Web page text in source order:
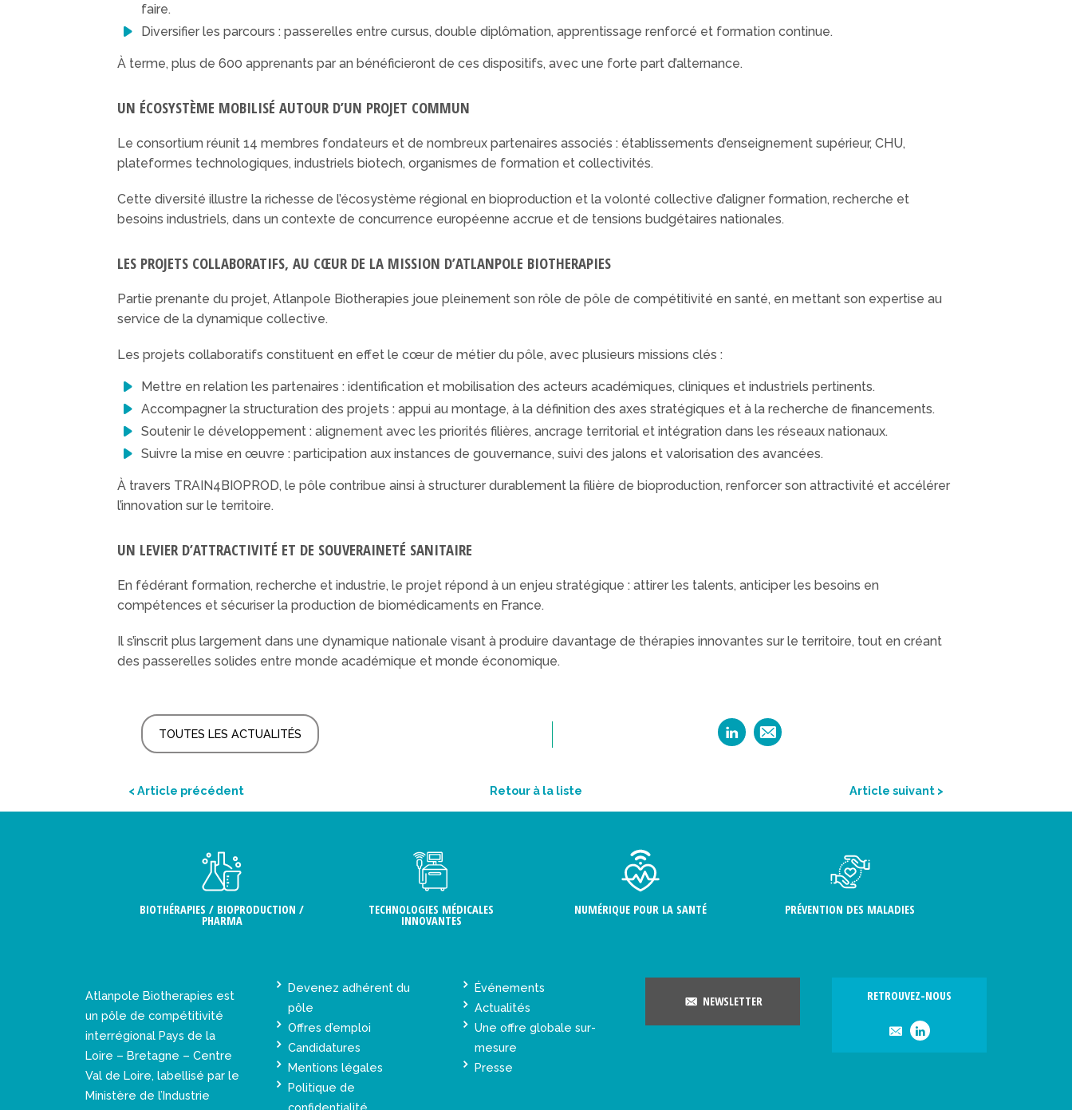
faire.
Diversifier les parcours : passerelles entre cursus, double diplômation, apprentissage renforcé et formation continue.
À terme, plus de 600 apprenants par an bénéficieront de ces dispositifs, avec une forte part d’alternance.
UN ÉCOSYSTÈME MOBILISÉ AUTOUR D’UN PROJET COMMUN
Le consortium réunit 14 membres fondateurs et de nombreux partenaires associés : établissements d’enseignement supérieur, CHU,
plateformes technologiques, industriels biotech, organismes de formation et collectivités.
Cette diversité illustre la richesse de l’écosystème régional en bioproduction et la volonté collective d’aligner formation, recherche et
besoins industriels, dans un contexte de concurrence européenne accrue et de tensions budgétaires nationales.
LES PROJETS COLLABORATIFS, AU CŒUR DE LA MISSION D’ATLANPOLE BIOTHERAPIES
Partie prenante du projet, Atlanpole Biotherapies joue pleinement son rôle de pôle de compétitivité en santé, en mettant son expertise au
service de la dynamique collective.
Les projets collaboratifs constituent en effet le cœur de métier du pôle, avec plusieurs missions clés :
Mettre en relation les partenaires : identification et mobilisation des acteurs académiques, cliniques et industriels pertinents.
Accompagner la structuration des projets : appui au montage, à la définition des axes stratégiques et à la recherche de financements.
Soutenir le développement : alignement avec les priorités filières, ancrage territorial et intégration dans les réseaux nationaux.
Suivre la mise en œuvre : participation aux instances de gouvernance, suivi des jalons et valorisation des avancées.
À travers TRAIN4BIOPROD, le pôle contribue ainsi à structurer durablement la filière de bioproduction, renforcer son attractivité et accélérer
l’innovation sur le territoire.
UN LEVIER D’ATTRACTIVITÉ ET DE SOUVERAINETÉ SANITAIRE
En fédérant formation, recherche et industrie, le projet répond à un enjeu stratégique : attirer les talents, anticiper les besoins en
compétences et sécuriser la production de biomédicaments en France.
Il s’inscrit plus largement dans une dynamique nationale visant à produire davantage de thérapies innovantes sur le territoire, tout en créant
des passerelles solides entre monde académique et monde économique.
TOUTES LES ACTUALITÉS
< Article précédent Retour à la liste Article suivant >
BIOTHÉRAPIES / BIOPRODUCTION /
PHARMA
TECHNOLOGIES MÉDICALES
INNOVANTES
NUMÉRIQUE POUR LA SANTÉ PRÉVENTION DES MALADIES
Atlanpole Biotherapies est
un pôle de compétitivité
interrégional Pays de la
Loire – Bretagne – Centre
Val de Loire, labellisé par le
Ministère de l’Industrie
Devenez adhérent du
pôle
Offres d’emploi
Candidatures
Mentions légales
Politique de
confidentialité
Événements
Actualités
Une offre globale sur-
mesure
Presse
NEWSLETTER RETROUVEZ-NOUS